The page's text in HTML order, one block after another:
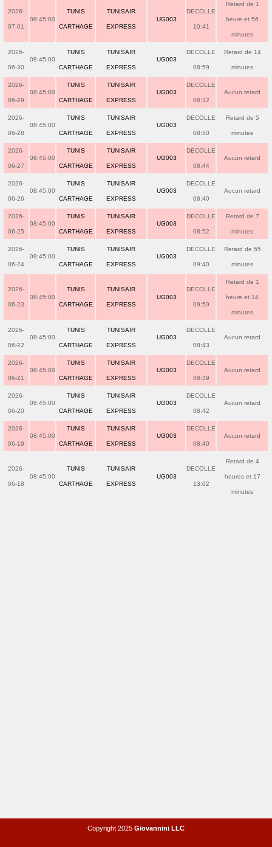
2026-
07-01
08:45:00
TUNIS
CARTHAGE
TUNISAIR
EXPRESS
UG003
DECOLLE
10:41
Retard de 1
heure et 56
minutes
2026-
06-30
08:45:00
TUNIS
CARTHAGE
TUNISAIR
EXPRESS
UG003
DECOLLE
08:59
Retard de 14
minutes
2026-
06-29
08:45:00
TUNIS
CARTHAGE
TUNISAIR
EXPRESS
UG003
DECOLLE
08:32
Aucun retard
2026-
06-28
08:45:00
TUNIS
CARTHAGE
TUNISAIR
EXPRESS
UG003
DECOLLE
08:50
Retard de 5
minutes
2026-
06-27
08:45:00
TUNIS
CARTHAGE
TUNISAIR
EXPRESS
UG003
DECOLLE
08:44
Aucun retard
2026-
06-26
08:45:00
TUNIS
CARTHAGE
TUNISAIR
EXPRESS
UG003
DECOLLE
08:40
Aucun retard
2026-
06-25
08:45:00
TUNIS
CARTHAGE
TUNISAIR
EXPRESS
UG003
DECOLLE
08:52
Retard de 7
minutes
2026-
06-24
08:45:00
TUNIS
CARTHAGE
TUNISAIR
EXPRESS
UG003
DECOLLE
09:40
Retard de 55
minutes
2026-
06-23
08:45:00
TUNIS
CARTHAGE
TUNISAIR
EXPRESS
UG003
DECOLLE
09:59
Retard de 1
heure et 14
minutes
2026-
06-22
08:45:00
TUNIS
CARTHAGE
TUNISAIR
EXPRESS
UG003
DECOLLE
08:43
Aucun retard
2026-
06-21
08:45:00
TUNIS
CARTHAGE
TUNISAIR
EXPRESS
UG003
DECOLLE
08:39
Aucun retard
2026-
06-20
08:45:00
TUNIS
CARTHAGE
TUNISAIR
EXPRESS
UG003
DECOLLE
08:42
Aucun retard
2026-
06-19
08:45:00
TUNIS
CARTHAGE
TUNISAIR
EXPRESS
UG003
DECOLLE
08:40
Aucun retard
2026-
06-18
08:45:00
TUNIS
CARTHAGE
TUNISAIR
EXPRESS
UG003
DECOLLE
13:02
Retard de 4
heures et 17
minutes
Copyright 2025 Giovannini LLC